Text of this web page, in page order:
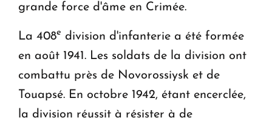
grande force d'âme en Crimée.
La 408e division d'infanterie a été formée
en août 1941. Les soldats de la division ont
combattu près de Novorossiysk et de
Touapsé. En octobre 1942, étant encerclée,
la division réussit à résister à de